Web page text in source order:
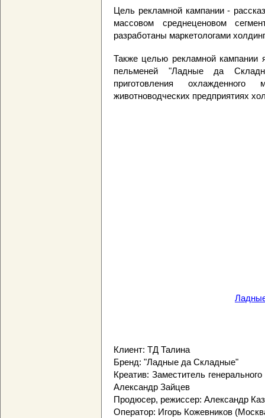
Цель рекламной кампании -
массовом среднеценовом
разработаны маркетологами
Также целью рекламной кампании
пельменей "Ладные да
приготовления
животноводческих предприятиях
Клиент: ТД Талина
Бренд: "Ладные да Складные"
Креатив: Заместитель
Александр Зайцев
Продюсер, режиссер: Александр
Оператор: Игорь Кожевников